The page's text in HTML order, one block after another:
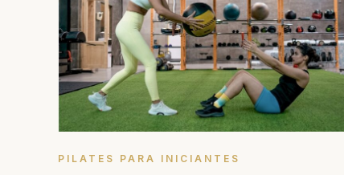
PILATES PARA INICIANTES